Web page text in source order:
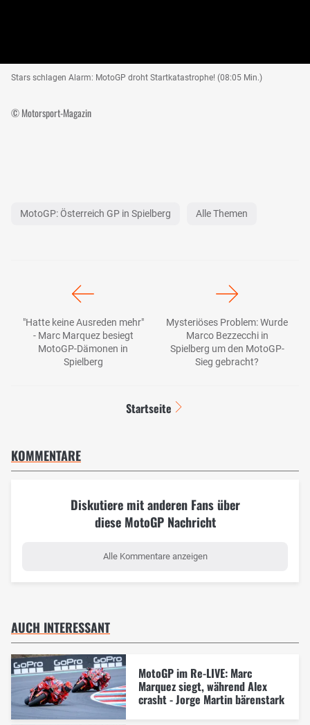
Stars schlagen Alarm: MotoGP droht Startkatastrophe! (08:05 Min.)
© Motorsport-Magazin
MotoGP: Österreich GP in Spielberg Alle Themen
"Hatte keine Ausreden mehr"
- Marc Marquez besiegt
MotoGP-Dämonen in
Spielberg
Mysteriöses Problem: Wurde
Marco Bezzecchi in
Spielberg um den MotoGP-
Sieg gebracht?
Startseite
KOMMENTARE
Diskutiere mit anderen Fans über
diese MotoGP Nachricht
Alle Kommentare anzeigen
AUCH INTERESSANT
MotoGP im Re-LIVE: Marc
Marquez siegt, während Alex
crasht - Jorge Martin bärenstark